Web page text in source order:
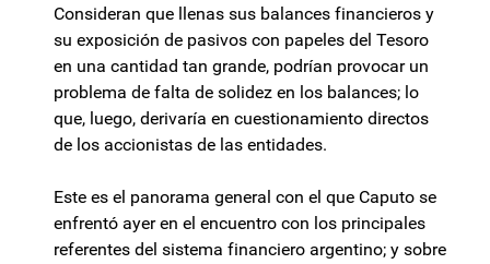
Consideran que llenas sus balances financieros y
su exposición de pasivos con papeles del Tesoro
en una cantidad tan grande, podrían provocar un
problema de falta de solidez en los balances; lo
que, luego, derivaría en cuestionamiento directos
de los accionistas de las entidades.
Este es el panorama general con el que Caputo se
enfrentó ayer en el encuentro con los principales
referentes del sistema financiero argentino; y sobre